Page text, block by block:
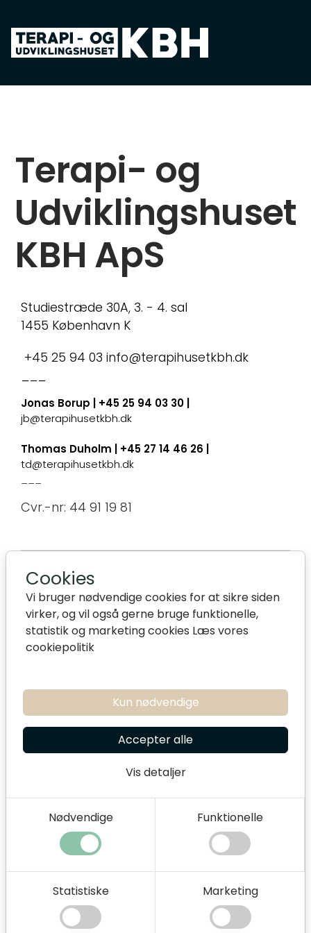
Cookies
Vi bruger nødvendige cookies for at sikre siden
virker, og vil også gerne bruge funktionelle,
statistik og marketing cookies Læs vores
cookiepolitik
Kun nødvendige
Accepter alle
Vis detaljer
Nødvendige Funktionelle
Statistiske Marketing
Terapi- og
Udviklingshuset
KBH ApS
Studiestræde 30A, 3. - 4. sal
1455 København K
+45 25 94 03 info@terapihusetkbh.dk
Jonas Borup | +45 25 94 03 30 |
jb@terapihusetkbh.dk
Thomas Duholm | +45 27 14 46 26 |
td@terapihusetkbh.dk
Cvr.-nr: 44 91 19 81
Har du spørgsmål, eller overvejer du
kontakte os.
Skriv til Jonas Skriv til Thomas